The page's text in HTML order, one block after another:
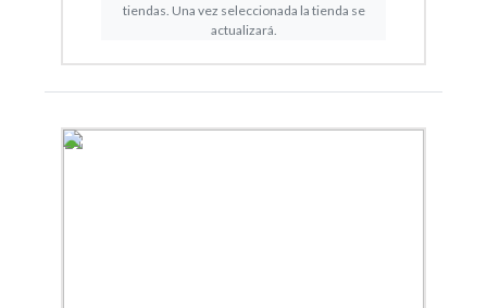
tiendas. Una vez seleccionada la tienda se
actualizará.